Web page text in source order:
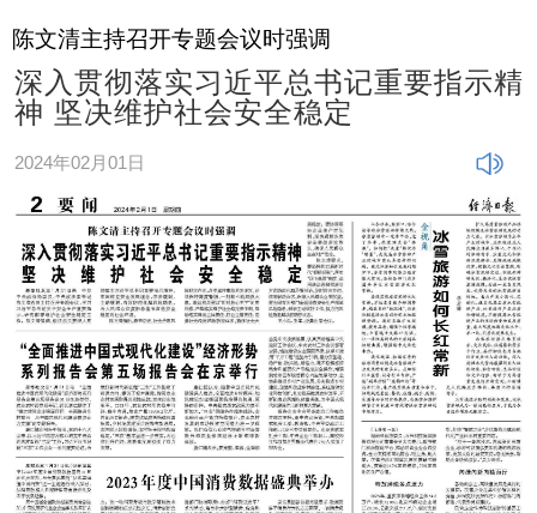
陈文清主持召开专题会议时强调
深入贯彻落实习近平总书记重要指示精
神 坚决维护社会安全稳定
2024年02月01日